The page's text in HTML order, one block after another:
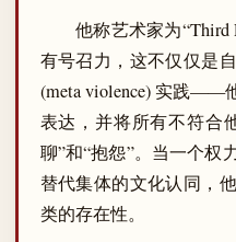
他称艺术家为“Third
有号召力，这不仅仅是
(meta violence) 实践——
表达，并将所有不符合
聊”和“抱怨”。当一个权
替代集体的文化认同，
类的存在性。